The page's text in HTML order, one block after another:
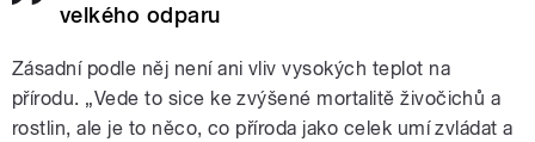
velkého odparu
Zásadní podle něj není ani vliv vysokých teplot na
přírodu. „Vede to sice ke zvýšené mortalitě živočichů a
rostlin, ale je to něco, co příroda jako celek umí zvládat a